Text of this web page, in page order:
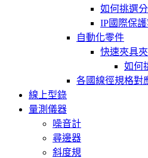
如何挑選
IP國際保
自動化零件
快速夾具
如何
各國線徑規格對
線上型錄
量測儀器
噪音計
尋邊器
斜度規